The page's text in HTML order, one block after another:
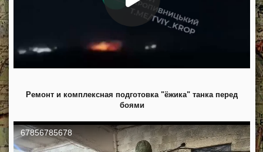
Ремонт и комплексная подготовка "ёжика" танка перед
боями